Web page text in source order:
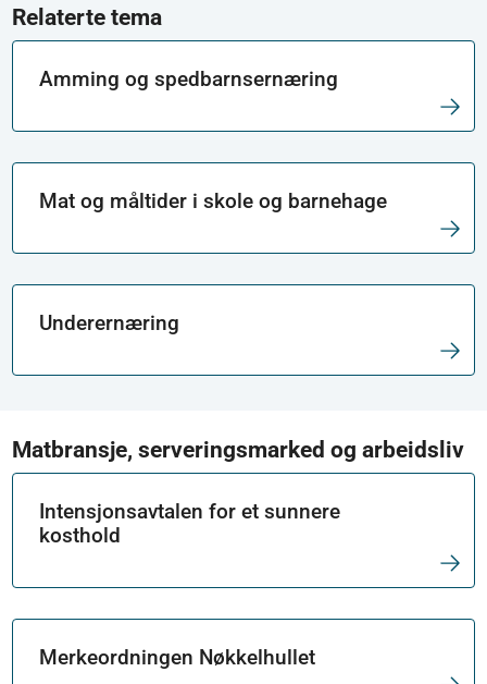
Relaterte tema
Amming og spedbarnsernæring
Mat og måltider i skole og barnehage
Underernæring
Matbransje, serveringsmarked og arbeidsliv
Intensjonsavtalen for et sunnere
kosthold
Merkeordningen Nøkkelhullet